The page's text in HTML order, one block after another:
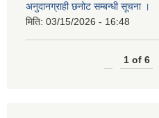
अनुदानग्राही छनोट सम्बन्धी सूचना ।
मिति: 03/15/2026 - 16:48
1 of 6